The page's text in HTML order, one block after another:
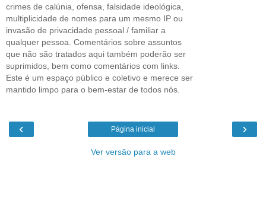
crimes de calúnia, ofensa, falsidade ideológica,
multiplicidade de nomes para um mesmo IP ou
invasão de privacidade pessoal / familiar a
qualquer pessoa. Comentários sobre assuntos
que não são tratados aqui também poderão ser
suprimidos, bem como comentários com links.
Este é um espaço público e coletivo e merece ser
mantido limpo para o bem-estar de todos nós.
‹ ›
Página inicial
Ver versão para a web